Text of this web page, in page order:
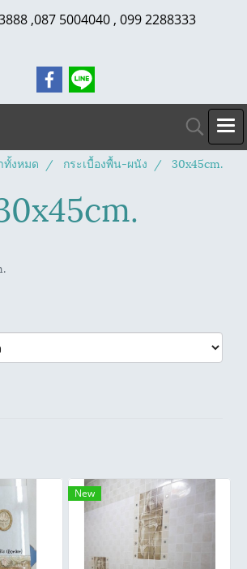
,087 5004040 , 099 2288333
ทั้งหมด กระเบื้องพื้น-ผนัง 30x45cm.
New